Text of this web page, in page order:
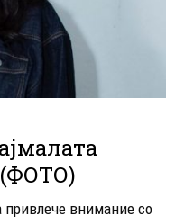
(ФОТО)
привлече внимание со